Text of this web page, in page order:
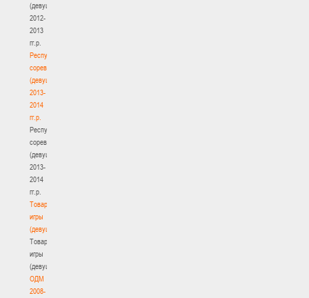
(девушки)
2012-
2013
гг.р.
Республиканские
соревнования
(девушки)
2013-
2014
гг.р.
Республиканские
соревнования
(девушки)
2013-
2014
гг.р.
Товарищеские
игры
(девушки)
Товарищеские
игры
(девушки)
ОДМ
2008-